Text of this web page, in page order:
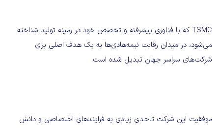
TSMC که با فناوری پیشرفته و تخصص خود در زمینه تولید شناخته
می‌شود، در میدان رقابت نیمه‌هادی‌ها به یک هدف اصلی برای
شرکت‌های سراسر جهان تبدیل شده است.
موفقیت این شرکت تاحدی زیادی به فرایندهای اختصاصی و دانش